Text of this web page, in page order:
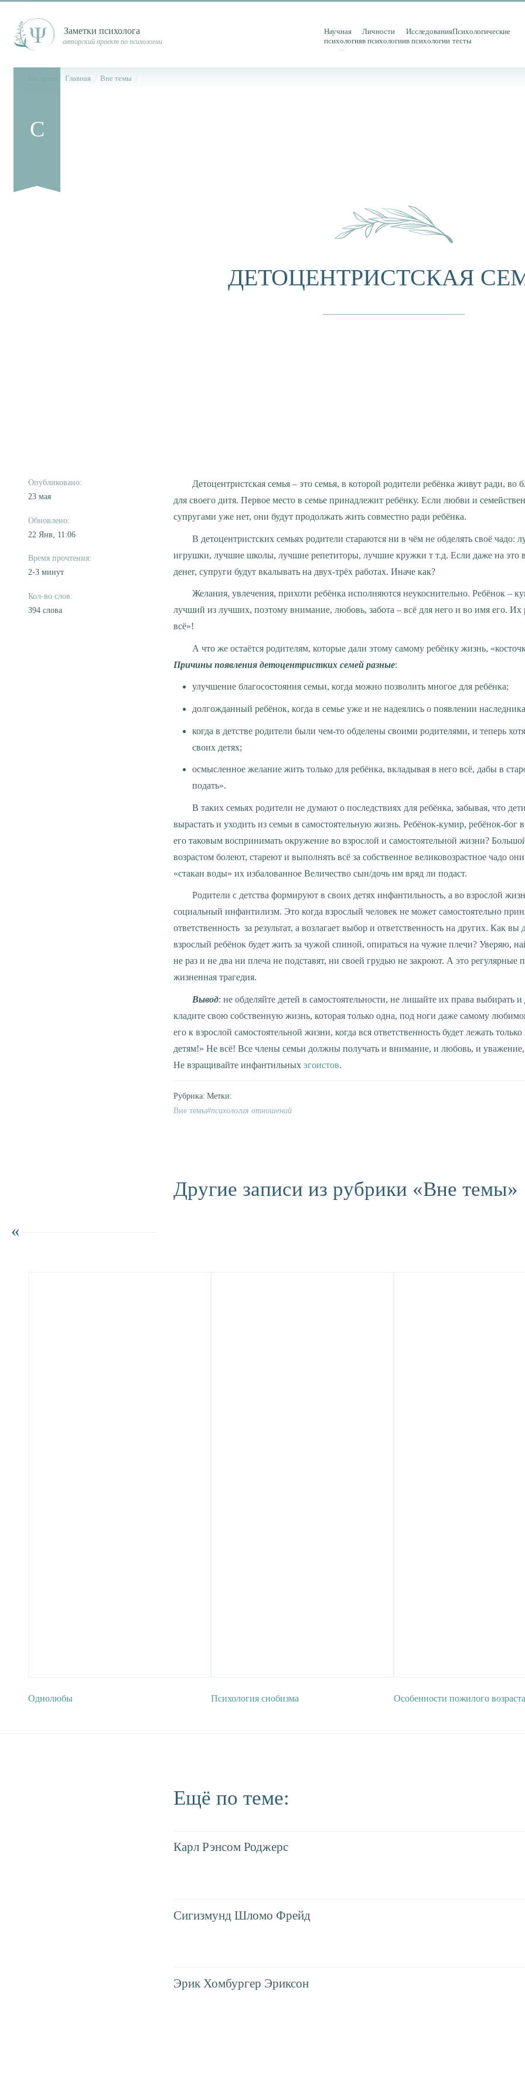
Главная Вне темы
ДЕТОЦЕНТРИСТСКАЯ
23 мая
22 Янв, 11:06
2-3 минут
394 слова
Детоцентристская семья – это семья, в которой родители ребёнка живут ради, во благо, во имя и только
для своего дитя. Первое место в семье принадлежит ребёнку. Если любви и
супругами уже нет, они будут продолжать жить совместно ради ребёнка.
В детоцентристских семьях родители стараются ни в чём не обделять своё чадо: лучшие вещи, лучшие
игрушки, лучшие школы, лучшие репетиторы, лучшие кружки т т.д. Если даже на это
денег, супруги будут вкалывать на двух-трёх работах. Иначе как?
Желания, увлечения, прихоти ребёнка исполняются неукоснительно. Ребёнок – кумир, маленький бог,
лучший из лучших, поэтому внимание, любовь, забота – всё для него и во имя его. Их
всё»!
А что же остаётся родителям, которые дали этому самому ребёнку жизнь,
Причины появления детоцентристких семей разные:
улучшение благосостояния семьи, когда можно позволить многое для ребёнка;
долгожданный ребёнок, когда в семье уже и не надеялись о появлении
когда в детстве родители были чем-то обделены своими родителями, и теперь
своих детях;
осмысленное желание жить только для ребёнка, вкладывая в него всё, дабы в
подать».
В таких семьях родители не думают о последствиях для ребёнка, забывая, что дети имеют способность
вырастать и уходить из семьи в самостоятельную жизнь. Ребёнок-кумир, ребёнок-бог
его таковым воспринимать окружение во взрослой и самостоятельной жизни?
возрастом болеют, стареют и выполнять всё за собственное великовозрастное чадо
«стакан воды» их избалованное Величество сын/дочь им вряд ли подаст.
Родители с детства формируют в своих детях инфантильность, а во взрослой жизни их ждёт
социальный инфантилизм. Это когда взрослый человек не может самостоятельно
ответственность за результат, а возлагает выбор и ответственность на других. Как вы
взрослый ребёнок будет жить за чужой спиной, опираться на чужие плечи? Уверяю,
не раз и не два ни плеча не подставят, ни своей грудью не закроют. А это регулярные
жизненная трагедия.
Вывод: не обделяйте детей в самостоятельности, не лишайте их права выбирать
кладите свою собственную жизнь, которая только одна, под ноги даже самому
его к взрослой самостоятельной жизни, когда вся ответственность будет лежать
детям!» Не всё! Все члены семьи должны получать и внимание, и любовь, и уважение,
Не взращивайте инфантильных эгоистов.
Вне темы психология отношений
Другие записи из рубрики «Вне темы»
«
Психология снобизма
Однолюбы Особенности пожилого возраста
Ещё по теме:
Карл Рэнсом Роджерс
Сигизмунд Шломо Фрейд
Эрик Хомбургер Эриксон
Заметки психолога
авторский проект по психологии
Научная
психология
Личности
в психологии
Исследования
в психологии
Психологические
тесты